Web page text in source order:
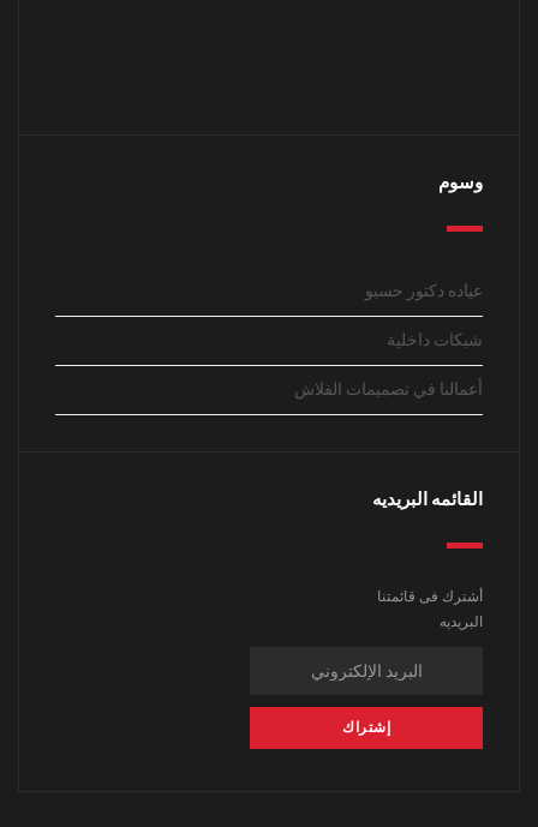
وسوم
عياده دكتور حسبو
شبكات داخلية
أعمالنا في تصميمات الفلاش
القائمه البريديه
أشترك فى قائمتنا
البريديه